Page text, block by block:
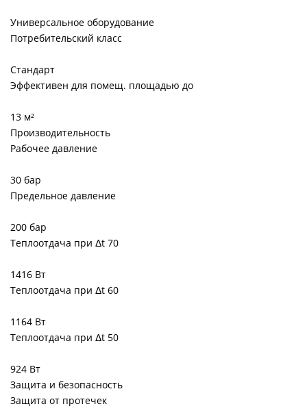
Универсальное оборудование
Потребительский класс
Стандарт
Эффективен для помещ. площадью до
13 м²
Производительность
Рабочее давление
30 бар
Предельное давление
200 бар
Теплоотдача при Δt 70
1416 Вт
Теплоотдача при Δt 60
1164 Вт
Теплоотдача при Δt 50
924 Вт
Защита и безопасность
Защита от протечек